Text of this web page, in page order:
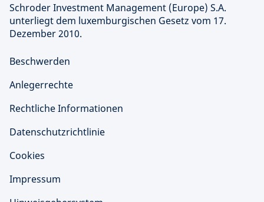
Schroder Investment Management (Europe) S.A.
unterliegt dem luxemburgischen Gesetz vom 17.
Dezember 2010.
Beschwerden
Anlegerrechte
Rechtliche Informationen
Datenschutzrichtlinie
Cookies
Impressum